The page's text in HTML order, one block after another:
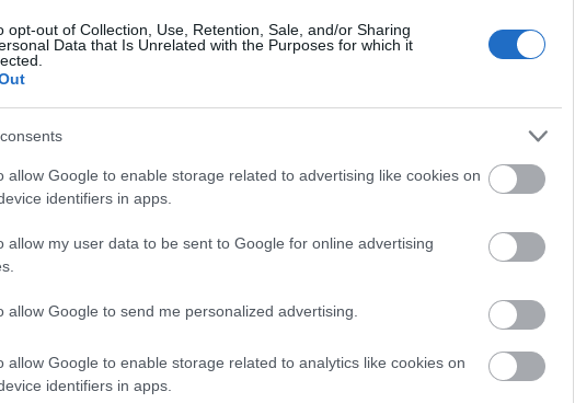
opt-out of Collection, Use, Retention, Sale, and/or Sharing
Data that Is Unrelated with the Purposes for which it
allow Google to enable storage related to advertising like cookies on
identifiers in apps.
allow my user data to be sent to Google for online advertising
allow Google to send me personalized advertising.
allow Google to enable storage related to analytics like cookies on
identifiers in apps.
BEJEGYZÉSEK: